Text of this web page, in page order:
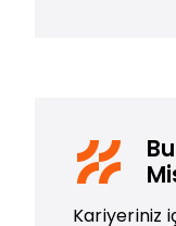
Kariyeriniz